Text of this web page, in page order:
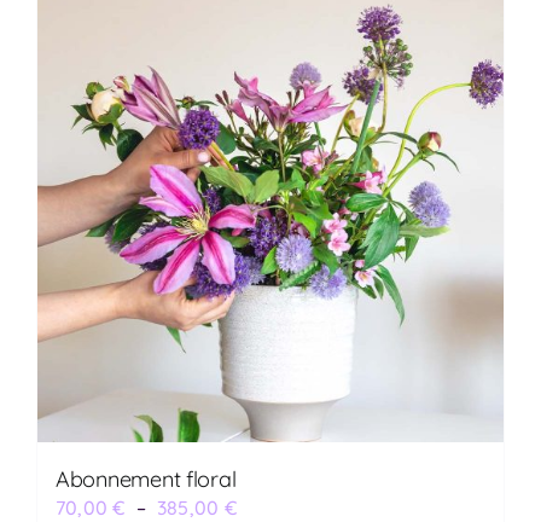
Abonnement floral
70,00€ – 385,00 €Plage